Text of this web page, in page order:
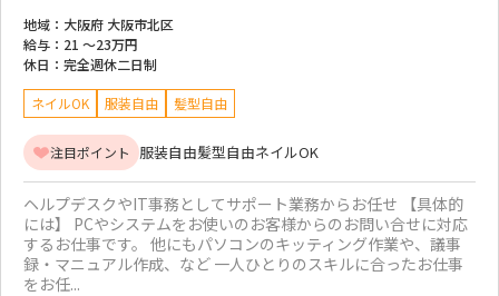
地域： 大阪府 大阪市北区
給与： 21 ～23万円
休日： 完全週休二日制
ネイルOK 服装自由 髪型自由
注目ポイント 服装自由髪型自由ネイルOK
ヘルプデスクやIT事務としてサポート業務からお任せ 【具体的
には】 PCやシステムをお使いのお客様からのお問い合せに対応
するお仕事です。 他にもパソコンのキッティング作業や、議事
録・マニュアル作成、など 一人ひとりのスキルに合ったお仕事
をお任...